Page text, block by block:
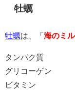
牡蠣
牡蠣は、「 海のミ
タンパク質
グリコーゲン
ビタミン